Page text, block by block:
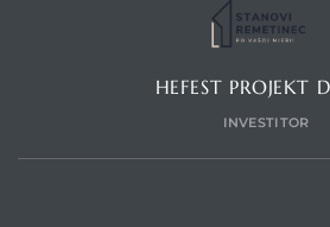
HEFEST PROJEKT
INVESTITOR